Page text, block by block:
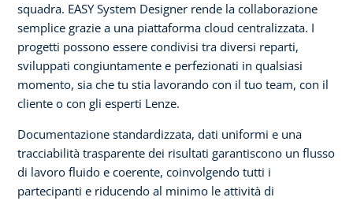
squadra. EASY System Designer rende la collaborazione
semplice grazie a una piattaforma cloud centralizzata. I
progetti possono essere condivisi tra diversi reparti,
sviluppati congiuntamente e perfezionati in qualsiasi
momento, sia che tu stia lavorando con il tuo team, con il
cliente o con gli esperti Lenze.
Documentazione standardizzata, dati uniformi e una
tracciabilità trasparente dei risultati garantiscono un flusso
di lavoro fluido e coerente, coinvolgendo tutti i
partecipanti e riducendo al minimo le attività di